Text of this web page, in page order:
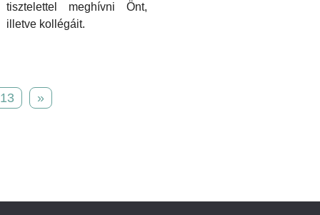
tisztelettel meghívni Önt,
illetve kollégáit.
13 »